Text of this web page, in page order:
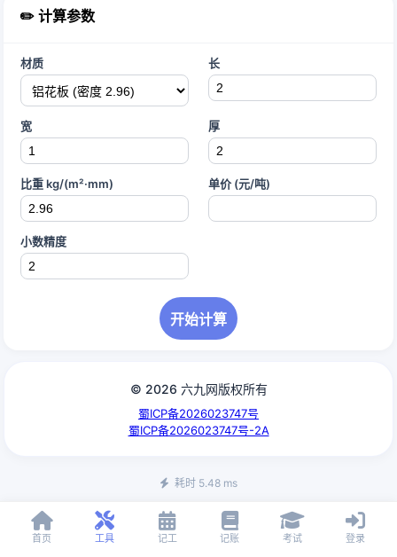
✏️ 计算参数
材质 长
宽 厚
比重 kg/(m²·mm) 单价 (元/吨)
小数精度
开始计算
© 2026 六九网版权所有
蜀ICP备2026023747号
蜀ICP备2026023747号-2A
耗时 5.48 ms
首页 工具 记工 记账 考试 登录